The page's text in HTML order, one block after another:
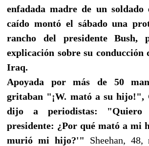
enfadada madre de un soldado
caído montó el sábado una
rancho del presidente Bush,
explicación sobre su conducción
Iraq.
Apoyada por más de 50
gritaban "¡W. mató a su hijo!",
dijo a periodistas: "Quiero
presidente: ¿Por qué mató a mi
murió mi hijo?'" Sheehan,